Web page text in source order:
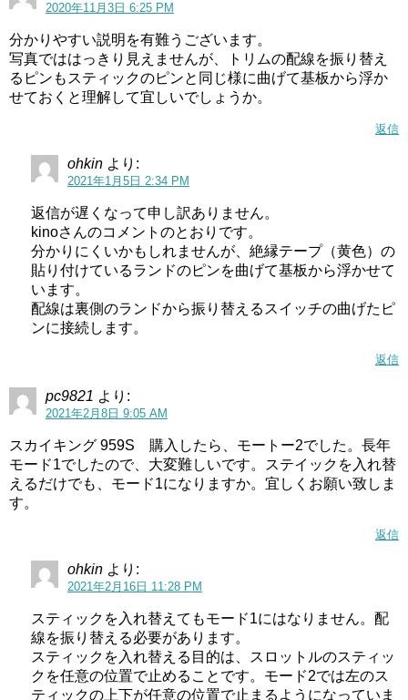
2020年11月3日 6:25 PM
分かりやすい説明を有難うございます。
写真でははっきり見えませんが、トリムの配線を振り替え
るピンもスティックのピンと同じ様に曲げて基板から浮か
せておくと理解して宜しいでしょうか。
返信
ohkin より:
2021年1月5日 2:34 PM
返信が遅くなって申し訳ありません。
kinoさんのコメントのとおりです。
分かりにくいかもしれませんが、絶縁テープ（黄色）の
貼り付けているランドのピンを曲げて基板から浮かせて
います。
配線は裏側のランドから振り替えるスイッチの曲げたピ
ンに接続します。
返信
pc9821 より:
2021年2月8日 9:05 AM
スカイキング 959S 購入したら、モートー2でした。長年
モード1でしたので、大変難しいです。ステイックを入れ替
えるだけでも、モード1になりますか。宜しくお願い致しま
す。
返信
ohkin より:
2021年2月16日 11:28 PM
スティックを入れ替えてもモード1にはなりません。配
線を振り替える必要があります。
スティックを入れ替える目的は、スロットルのスティッ
クを任意の位置で止めることです。モード2では左のス
ティックの上下が任意の位置で止まるようになっていま